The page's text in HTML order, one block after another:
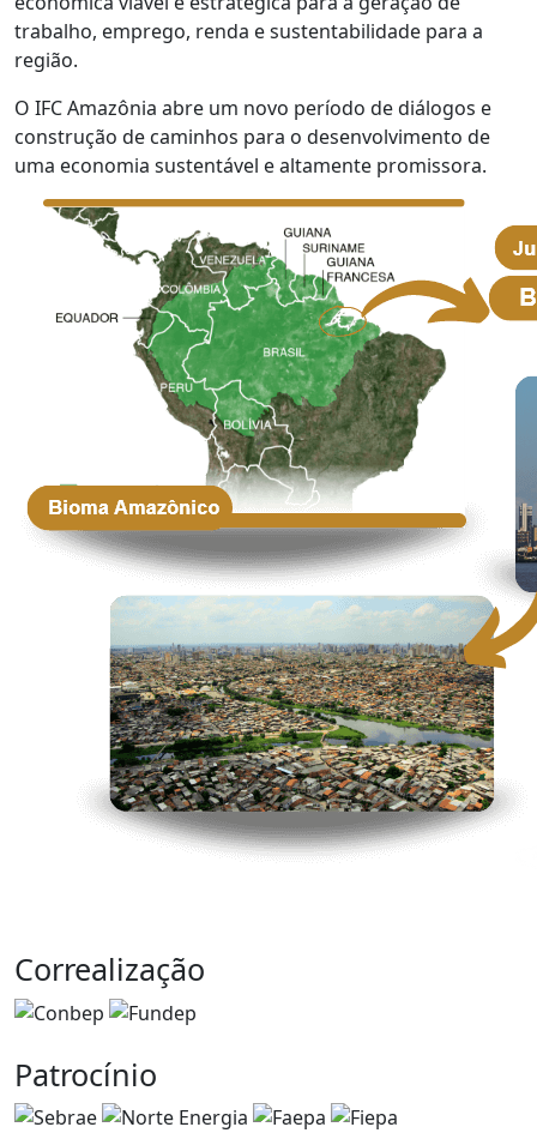
trabalho, emprego, renda e sustentabilidade para a
região.
O IFC Amazônia abre um novo período de diálogos e
construção de caminhos para o desenvolvimento de
uma economia sustentável e altamente promissora.
Correalização
Patrocínio